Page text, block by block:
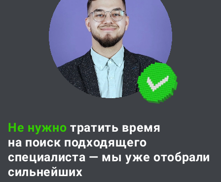
Не нужно тратить время
на поиск подходящего
специалиста — мы уже отобрали
сильнейших